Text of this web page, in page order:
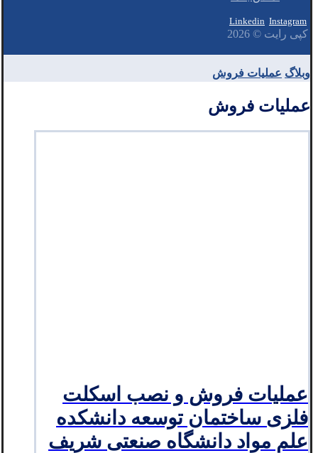
Linkedin Instagram
کپی رایت © 2026
وبلاگ عملیات فروش
عملیات فروش
عملیات فروش و نصب اسکلت
فلزی ساختمان توسعه دانشکده
علم مواد دانشگاه صنعتی شریف